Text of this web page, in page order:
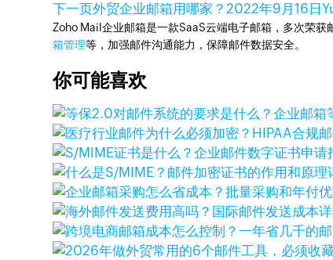
下一页外贸企业邮箱用哪家？2022年9月16日
Zoho Mail企业邮箱是一款SaaS云端电子邮箱，多次荣
箱管理等，加强邮件沟通能力，保障邮件数据安全。
你可能喜欢